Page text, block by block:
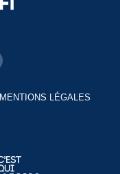
MENTIONS LÉGALES